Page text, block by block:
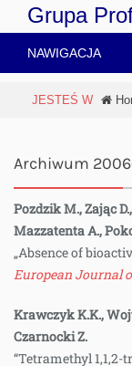
Grupa
NAWIGACJA
JESTEŚ W
Archiwum
Pozdzik M., Zając
Mazzatenta A.,
„Absence of
European Journal
Krawczyk K.K.,
Czarnocki Z.
“Tetramethyl 1,1,2-